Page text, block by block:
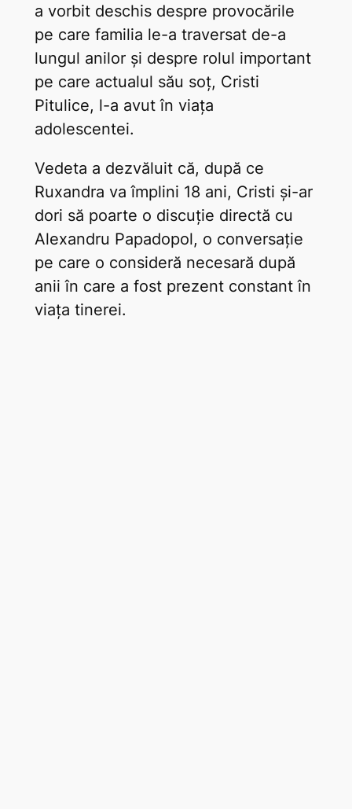
a vorbit deschis despre provocările
pe care familia le-a traversat de-a
lungul anilor și despre rolul important
pe care actualul său soț, Cristi
Pitulice, l-a avut în viața
adolescentei.
Vedeta a dezvăluit că, după ce
Ruxandra va împlini 18 ani, Cristi și-ar
dori să poarte o discuție directă cu
Alexandru Papadopol, o conversație
pe care o consideră necesară după
anii în care a fost prezent constant în
viața tinerei.